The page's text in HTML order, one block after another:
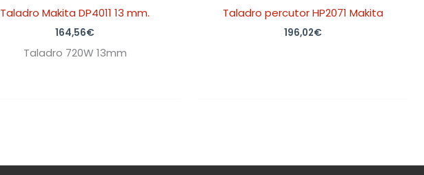
Taladro Makita DP4011 13 mm.
164,56€
Taladro 720W 13mm
Taladro percutor HP2071 Makita
196,02€